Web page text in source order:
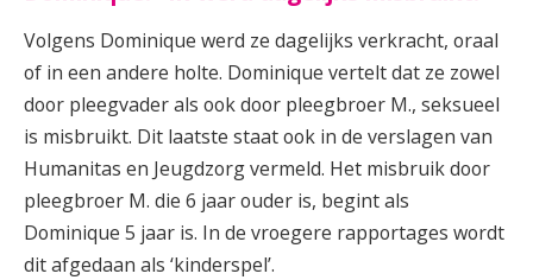
Volgens Dominique werd ze dagelijks verkracht, oraal
of in een andere holte. Dominique vertelt dat ze zowel
door pleegvader als ook door pleegbroer M., seksueel
is misbruikt. Dit laatste staat ook in de verslagen van
Humanitas en Jeugdzorg vermeld. Het misbruik door
pleegbroer M. die 6 jaar ouder is, begint als
Dominique 5 jaar is. In de vroegere rapportages wordt
dit afgedaan als ‘kinderspel’.